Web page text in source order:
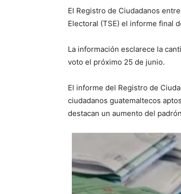
El Registro de Ciudadanos
Electoral (TSE) el informe final
La información esclarece la
voto el próximo 25 de junio.
El informe del Registro de
ciudadanos guatemaltecos
destacan un aumento del